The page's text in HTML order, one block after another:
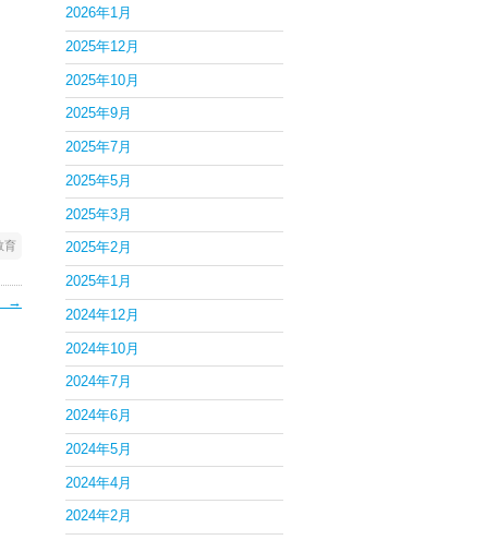
育
→
2026年1月
2025年12月
2025年10月
2025年9月
2025年7月
2025年5月
2025年3月
2025年2月
2025年1月
2024年12月
2024年10月
2024年7月
2024年6月
2024年5月
2024年4月
2024年2月